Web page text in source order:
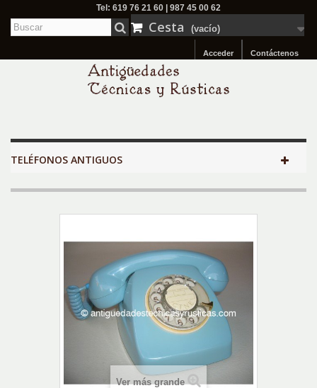
Tel: 619 76 21 60 | 987 45 00 62
Cesta (vacío)
Contáctenos
Acceder
TELÉFONOS ANTIGUOS
Ver más grande